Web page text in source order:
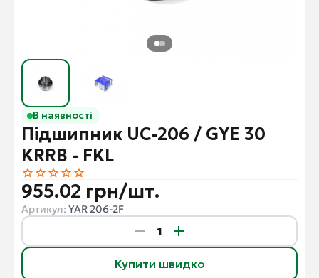
В наявності
Підшипник UC-206 / GYE 30
KRRB - FKL
955.02 грн/шт.
Артикул: YAR 206-2F
Купити швидко